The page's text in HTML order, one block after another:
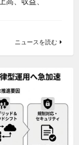
ニュースを読む